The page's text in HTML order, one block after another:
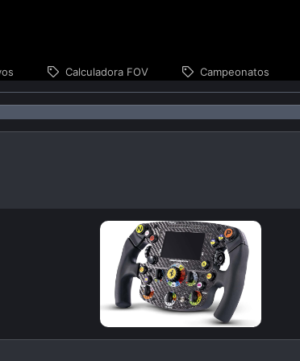
Calculadora FOV Campeonatos